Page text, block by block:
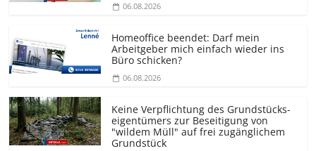
06.08.2026
Homeoffice beendet: Darf mein
Arbeitgeber mich einfach wieder ins
Büro schicken?
06.08.2026
Keine Verpflichtung des Grundstücks­
eigentümers zur Beseitigung von
"wildem Müll" auf frei zugänglichem
Grundstück